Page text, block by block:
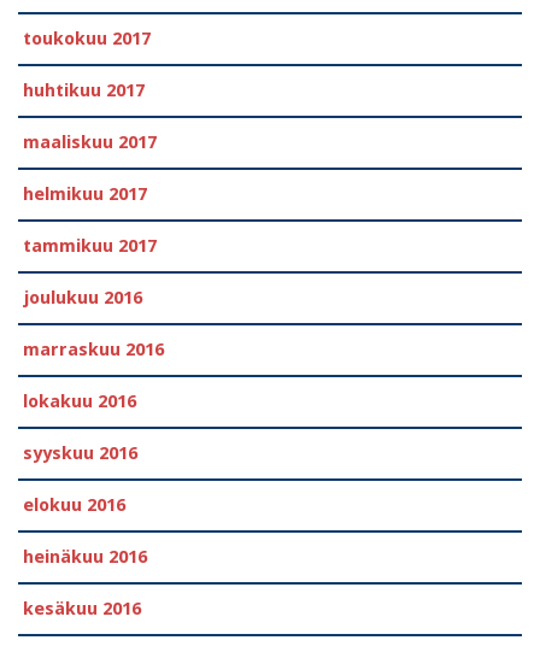
toukokuu 2017
huhtikuu 2017
maaliskuu 2017
helmikuu 2017
tammikuu 2017
joulukuu 2016
marraskuu 2016
lokakuu 2016
syyskuu 2016
elokuu 2016
heinäkuu 2016
kesäkuu 2016